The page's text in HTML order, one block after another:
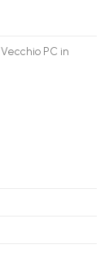
PC in